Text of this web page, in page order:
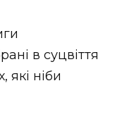
в суцвіття
які ніби